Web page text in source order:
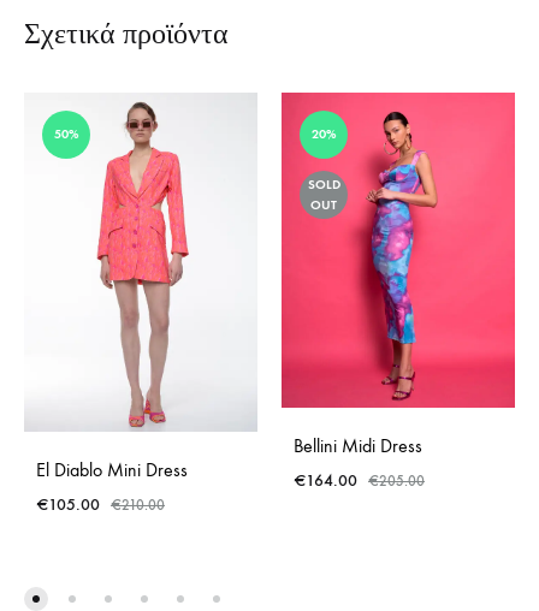
Σχετικά προϊόντα
50%
El Diablo Mini Dress
€105.00 €210.00
20%
SOLD
OUT
Bellini Midi Dress
€164.00 €205.00